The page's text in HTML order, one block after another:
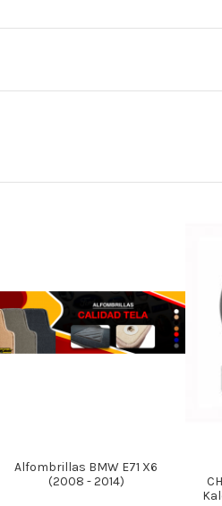
Alfombrillas BMW E71 X6
(2008 - 2014)